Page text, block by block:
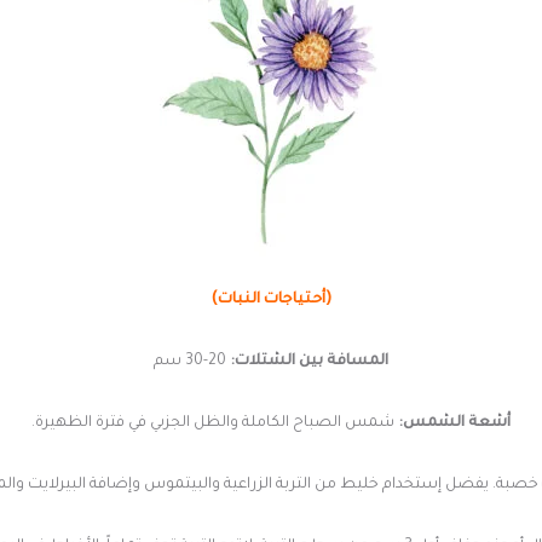
(أحتياجات النبات)
المسافة بين الشتلات:
أشعة الشمس: شمس الصباح الكاملة والظل الجزىي في فترة الظهيرة.
خصبة. يفضل إستخدام خليط من التربة الزراعية والبيتموس وإضافة البيرلايت